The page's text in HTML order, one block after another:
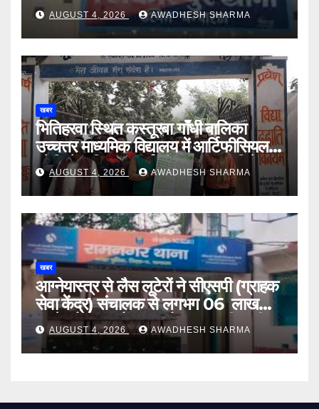
AUGUST 4, 2026 AWADHESH SHARMA
खबर
भितिहरवा स्थित कस्तूरबा गाँधी बालिका
उच्चत्तर माध्यमिक विद्यालय में आर्टिफीसियल
इंटेलिजेंस शिक्षण कार्य शीघ्र प्रारंभ : दिनेश
यादव
AUGUST 4, 2026 AWADHESH SHARMA
खबर
आग्नेयास्त्र से लैस लूटेरों ने सीएसपी (ग्राहक
सेवा केंद्र) संचालक से लगभग 06 लाख
रुपये, लैपटॉप, मोबाइल और बाइक की चाबी
लूटा
AUGUST 4, 2026 AWADHESH SHARMA